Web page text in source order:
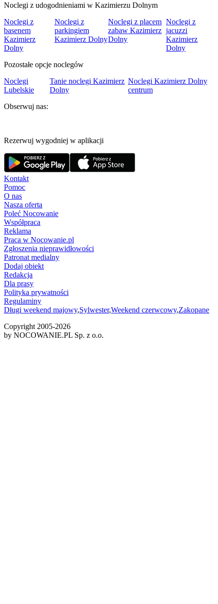
Noclegi z udogodnieniami w Kazimierzu Dolnym
Noclegi z
basenem
Kazimierz
Dolny
Noclegi z
parkingiem
Kazimierz Dolny
Noclegi z placem
zabaw Kazimierz
Dolny
Noclegi z
jacuzzi
Kazimierz
Dolny
Pozostałe opcje noclegów
Noclegi
Lubelskie
Tanie noclegi Kazimierz
Dolny
Noclegi Kazimierz Dolny
centrum
Obserwuj nas:
Rezerwuj wygodniej w aplikacji
Kontakt
Pomoc
O nas
Nasza oferta
Poleć Nocowanie
Współpraca
Reklama
Praca w Nocowanie.pl
Zgłoszenia nieprawidłowości
Patronat medialny
Dodaj obiekt
Redakcja
Dla prasy
Polityka prywatności
Regulaminy
Długi weekend majowy,Sylwester,Weekend czerwcowy,Zakopane
Copyright 2005-2026
by NOCOWANIE.PL Sp. z o.o.